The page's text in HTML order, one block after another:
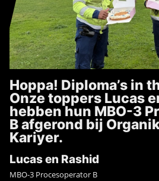
Hoppa! Diploma’s in
Onze toppers Lucas
hebben hun MBO-3
B afgerond bij
Kariyer.
Lucas en Rashid
MBO-3 Procesoperator B